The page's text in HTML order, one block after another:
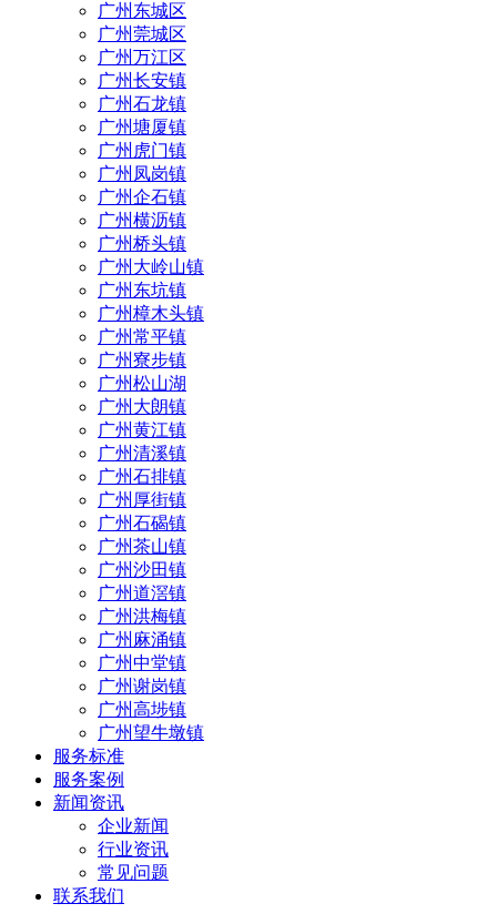
广州东城区
广州莞城区
广州万江区
广州长安镇
广州石龙镇
广州塘厦镇
广州虎门镇
广州凤岗镇
广州企石镇
广州横沥镇
广州桥头镇
广州大岭山镇
广州东坑镇
广州樟木头镇
广州常平镇
广州寮步镇
广州松山湖
广州大朗镇
广州黄江镇
广州清溪镇
广州石排镇
广州厚街镇
广州石碣镇
广州茶山镇
广州沙田镇
广州道滘镇
广州洪梅镇
广州麻涌镇
广州中堂镇
广州谢岗镇
广州高埗镇
广州望牛墩镇
服务标准
服务案例
新闻资讯
企业新闻
行业资讯
常见问题
联系我们